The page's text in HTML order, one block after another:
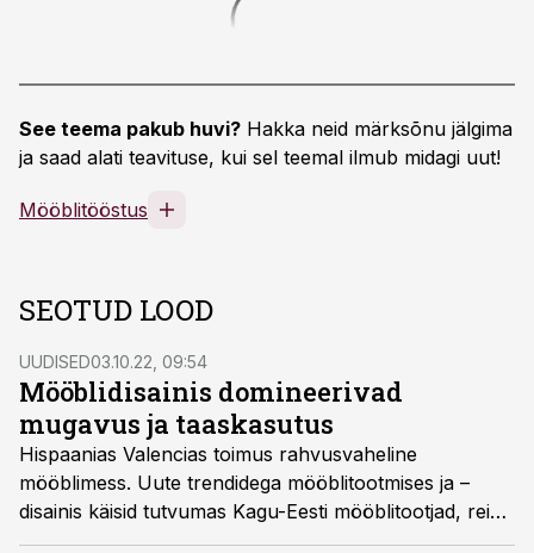
See teema pakub huvi? Hakka neid märksõnu jälgima
ja saad alati teavituse, kui sel teemal ilmub midagi uut!
Mööblitööstus
SEOTUD LOOD
UUDISED03.10.22, 09:54
Mööblidisainis domineerivad
mugavus ja taaskasutus
Hispaanias Valencias toimus rahvusvaheline
mööblimess. Uute trendidega mööblitootmises ja –
disainis käisid tutvumas Kagu-Eesti mööblitootjad, reisi
korraldasid Kagu-Eesti Puiduklaster ja